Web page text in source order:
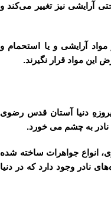
آرایشی‌ نیز تغییر می‌کند و
مواد آرایشی‌ و یا استحمام‌ و
مواد قرار نگیرند.
دنیا آستان‌ قدس‌ رضوی‌
به‌ چشم‌ می‌ خورد.
انواع‌ جواهرات‌ ساخته‌ شده‌
نادر وجود دارد که‌ در دنیا